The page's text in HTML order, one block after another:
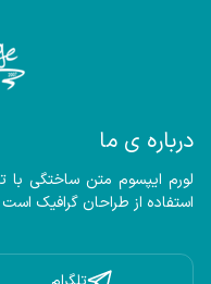
درباره ی ما
استفاده از طراحان گرافیک است